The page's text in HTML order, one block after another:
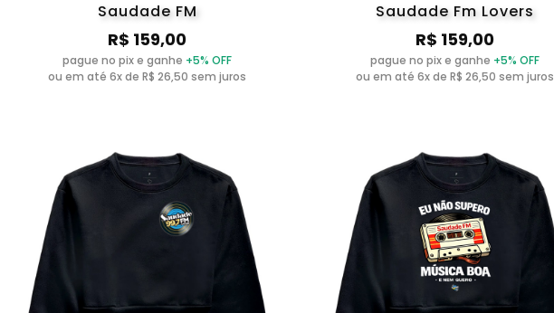
Saudade FM
R$ 159,00
pague no pix e ganhe +5% OFF
ou em até 6x de R$ 26,50 sem juros
Saudade Fm Lovers
R$ 159,00
pague no pix e ganhe +5% OFF
ou em até 6x de R$ 26,50 sem juros